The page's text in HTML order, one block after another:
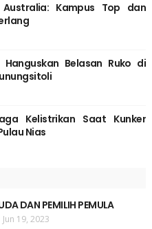
Kampus Top dan
Belasan Ruko di
Kelistrikan Saat Kunker
Nias
DAN PEMILIH PEMULA
Jun 19, 2023